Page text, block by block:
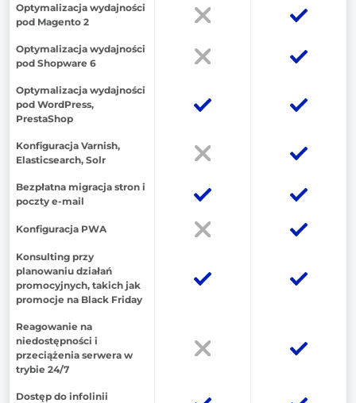
Optymalizacja wydajności
pod Magento 2
Optymalizacja wydajności
pod Shopware 6
Optymalizacja wydajności
pod WordPress,
PrestaShop
Konfiguracja Varnish,
Elasticsearch, Solr
Bezpłatna migracja stron i
poczty e-mail
Konfiguracja PWA
Konsulting przy
planowaniu działań
promocyjnych, takich jak
promocje na Black Friday
Reagowanie na
niedostępności i
przeciążenia serwera w
trybie 24/7
Dostęp do infolinii